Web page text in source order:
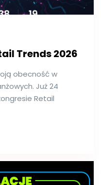
Trends 2026
obecność w
Już 24
Retail